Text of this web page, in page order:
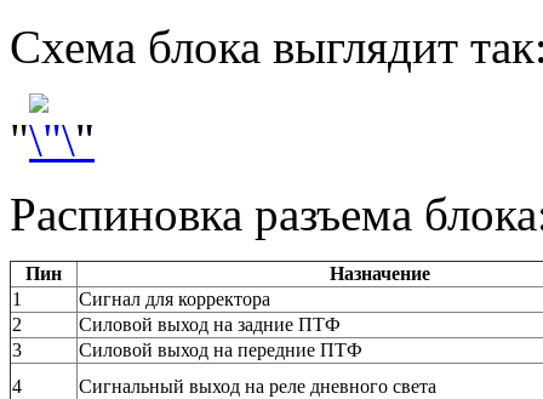
Схема блока выглядит
"
"
Распиновка разъема
Пин
Назначение
1
Сигнал для корректора
2
Силовой выход на задние ПТФ
3
Силовой выход на передние ПТФ
4
Сигнальный выход на реле дневного света